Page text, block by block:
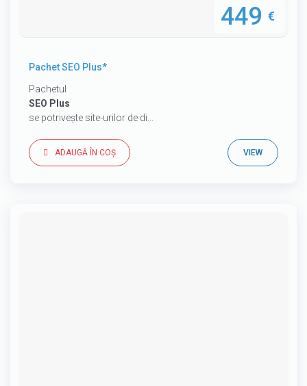
449 €
Pachet SEO Plus*
Pachetul
SEO Plus
se potrivește site-urilor de di...
ADAUGĂ ÎN COȘ VIEW